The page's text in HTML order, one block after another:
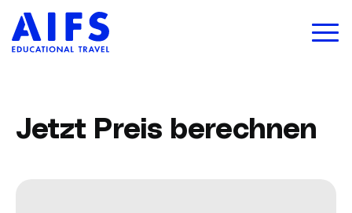
Jetzt Preis berechnen